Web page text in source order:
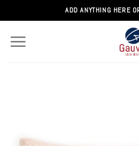
au
contenu
ADD ANYTHING HERE